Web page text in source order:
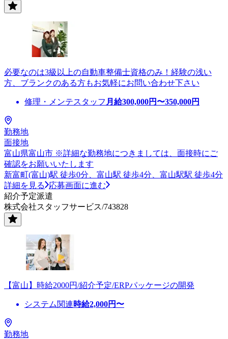
必要なのは3級以上の自動車整備士資格のみ！経験の浅い
方、ブランクのある方もお気軽にお問い合わせ下さい
修理・メンテスタッフ 月給300,000円〜350,000円
勤務地
面接地
富山県富山市 ※詳細な勤務地につきましては、面接時にご
確認をお願いいたします
新富町(富山)駅 徒歩0分、富山駅 徒歩4分、富山駅駅 徒歩4分
詳細を見る
応募画面に進む
紹介予定派遣
株式会社スタッフサービス/743828
【富山】時給2000円/紹介予定/ERPパッケージの開発
システム関連時給2,000円〜
勤務地